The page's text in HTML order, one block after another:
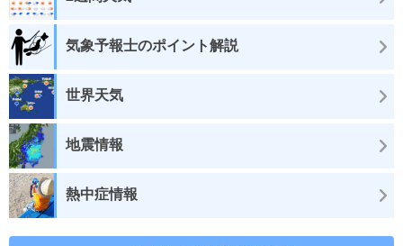
気象予報士のポイント解説
世界天気
地震情報
熱中症情報